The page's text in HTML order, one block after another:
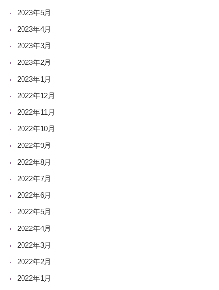
2023年5月
2023年4月
2023年3月
2023年2月
2023年1月
2022年12月
2022年11月
2022年10月
2022年9月
2022年8月
2022年7月
2022年6月
2022年5月
2022年4月
2022年3月
2022年2月
2022年1月